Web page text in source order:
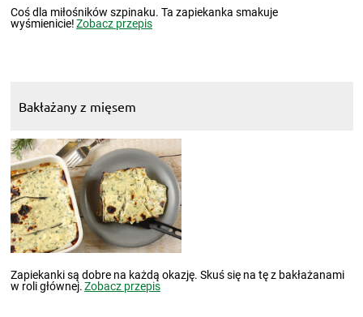
Coś dla miłośników szpinaku. Ta zapiekanka smakuje
wyśmienicie!Zobacz przepis
Bakłażany z mięsem
Zapiekanki są dobre na każdą okazję. Skuś się na tę z bakłażanami
w roli głównej.Zobacz przepis